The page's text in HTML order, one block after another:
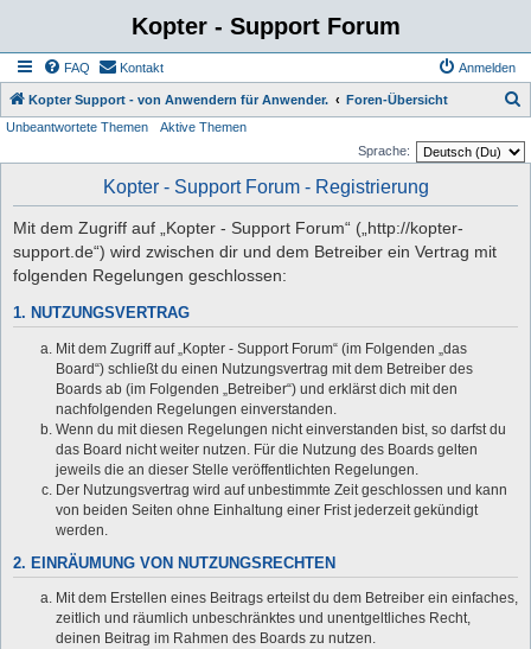
Kopter - Support Forum
FAQ Kontakt Anmelden
Kopter Support - von Anwendern für Anwender. Foren-Übersicht
Unbeantwortete Themen
Aktive Themen
Sprache:
Kopter - Support Forum - Registrierung
Mit dem Zugriff auf „Kopter - Support Forum“ („http://kopter-
support.de“) wird zwischen dir und dem Betreiber ein Vertrag mit
folgenden Regelungen geschlossen:
1. NUTZUNGSVERTRAG
Mit dem Zugriff auf „Kopter - Support Forum“ (im Folgenden „das
Board“) schließt du einen Nutzungsvertrag mit dem Betreiber des
Boards ab (im Folgenden „Betreiber“) und erklärst dich mit den
nachfolgenden Regelungen einverstanden.
Wenn du mit diesen Regelungen nicht einverstanden bist, so darfst du
das Board nicht weiter nutzen. Für die Nutzung des Boards gelten
jeweils die an dieser Stelle veröffentlichten Regelungen.
Der Nutzungsvertrag wird auf unbestimmte Zeit geschlossen und kann
von beiden Seiten ohne Einhaltung einer Frist jederzeit gekündigt
werden.
2. EINRÄUMUNG VON NUTZUNGSRECHTEN
Mit dem Erstellen eines Beitrags erteilst du dem Betreiber ein einfaches,
zeitlich und räumlich unbeschränktes und unentgeltliches Recht,
deinen Beitrag im Rahmen des Boards zu nutzen.